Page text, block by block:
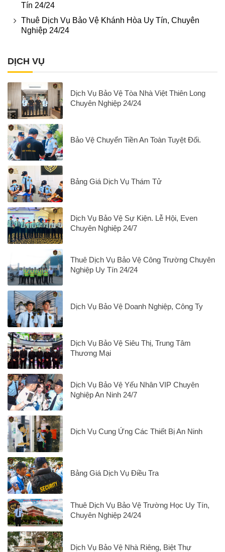
Tín 24/24
Thuê Dịch Vụ Bảo Vệ Khánh Hòa Uy Tín, Chuyên
Nghiệp 24/24
DỊCH VỤ
Dịch Vụ Bảo Vệ Tòa Nhà Việt Thiên Long
Chuyên Nghiệp 24/24
Bảo Vệ Chuyển Tiền An Toàn Tuyệt Đối.
Bảng Giá Dịch Vụ Thám Tử
Dịch Vụ Bảo Vệ Sự Kiện. Lễ Hội, Even
Chuyên Nghiệp 24/7
Thuê Dịch Vụ Bảo Vệ Công Trường Chuyên
Nghiệp Uy Tín 24/24
Dịch Vụ Bảo Vệ Doanh Nghiệp, Công Ty
Dịch Vụ Bảo Vệ Siêu Thị, Trung Tâm
Thương Mại
Dịch Vụ Bảo Vệ Yếu Nhân VIP Chuyên
Nghiệp An Ninh 24/7
Dịch Vụ Cung Ứng Các Thiết Bị An Ninh
Bảng Giá Dịch Vụ Điều Tra
Thuê Dịch Vụ Bảo Vệ Trường Học Uy Tín,
Chuyên Nghiệp 24/24
Dịch Vụ Bảo Vệ Nhà Riêng, Biệt Thự